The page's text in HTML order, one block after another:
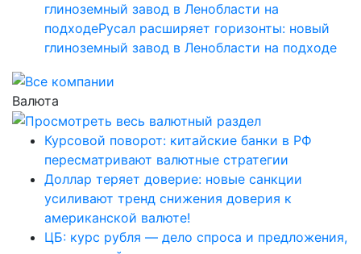
глиноземный завод в Ленобласти на
подходеРусал расширяет горизонты: новый
глиноземный завод в Ленобласти на подходе
Валюта
Курсовой поворот: китайские банки в РФ
пересматривают валютные стратегии
Доллар теряет доверие: новые санкции
усиливают тренд снижения доверия к
американской валюте!
ЦБ: курс рубля — дело спроса и предложения,